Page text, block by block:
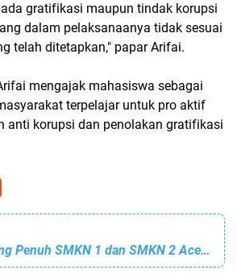
gratifikasi maupun tindak korupsi
dalam pelaksanaanya tidak sesuai
telah ditetapkan," papar Arifai.
mengajak mahasiswa sebagai
terpelajar untuk pro aktif
anti korupsi dan penolakan gratifikasi
Kadin Aceh Dukung Penuh SMKN 1 dan SMKN 2 Aceh Tamiang Gelar Job Fair 2023